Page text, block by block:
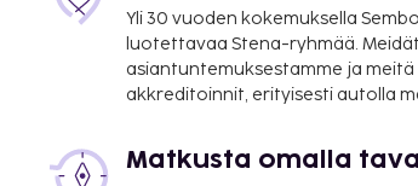
Yli 30 vuoden kokemuksella
luotettavaa Stena-ryhmää.
asiantuntemuksestamme ja
akkreditoinnit, erityisesti autolla
Matkusta omalla